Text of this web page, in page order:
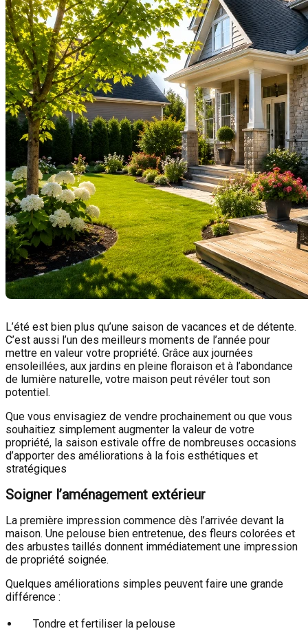
L’été est bien plus qu’une saison de vacances et de détente.
C’est aussi l’un des meilleurs moments de l’année pour
mettre en valeur votre propriété. Grâce aux journées
ensoleillées, aux jardins en pleine floraison et à l’abondance
de lumière naturelle, votre maison peut révéler tout son
potentiel.
Que vous envisagiez de vendre prochainement ou que vous
souhaitiez simplement augmenter la valeur de votre
propriété, la saison estivale offre de nombreuses occasions
d’apporter des améliorations à la fois esthétiques et
stratégiques
Soigner l’aménagement extérieur
La première impression commence dès l’arrivée devant la
maison. Une pelouse bien entretenue, des fleurs colorées et
des arbustes taillés donnent immédiatement une impression
de propriété soignée.
Quelques améliorations simples peuvent faire une grande
différence :
Tondre et fertiliser la pelouse